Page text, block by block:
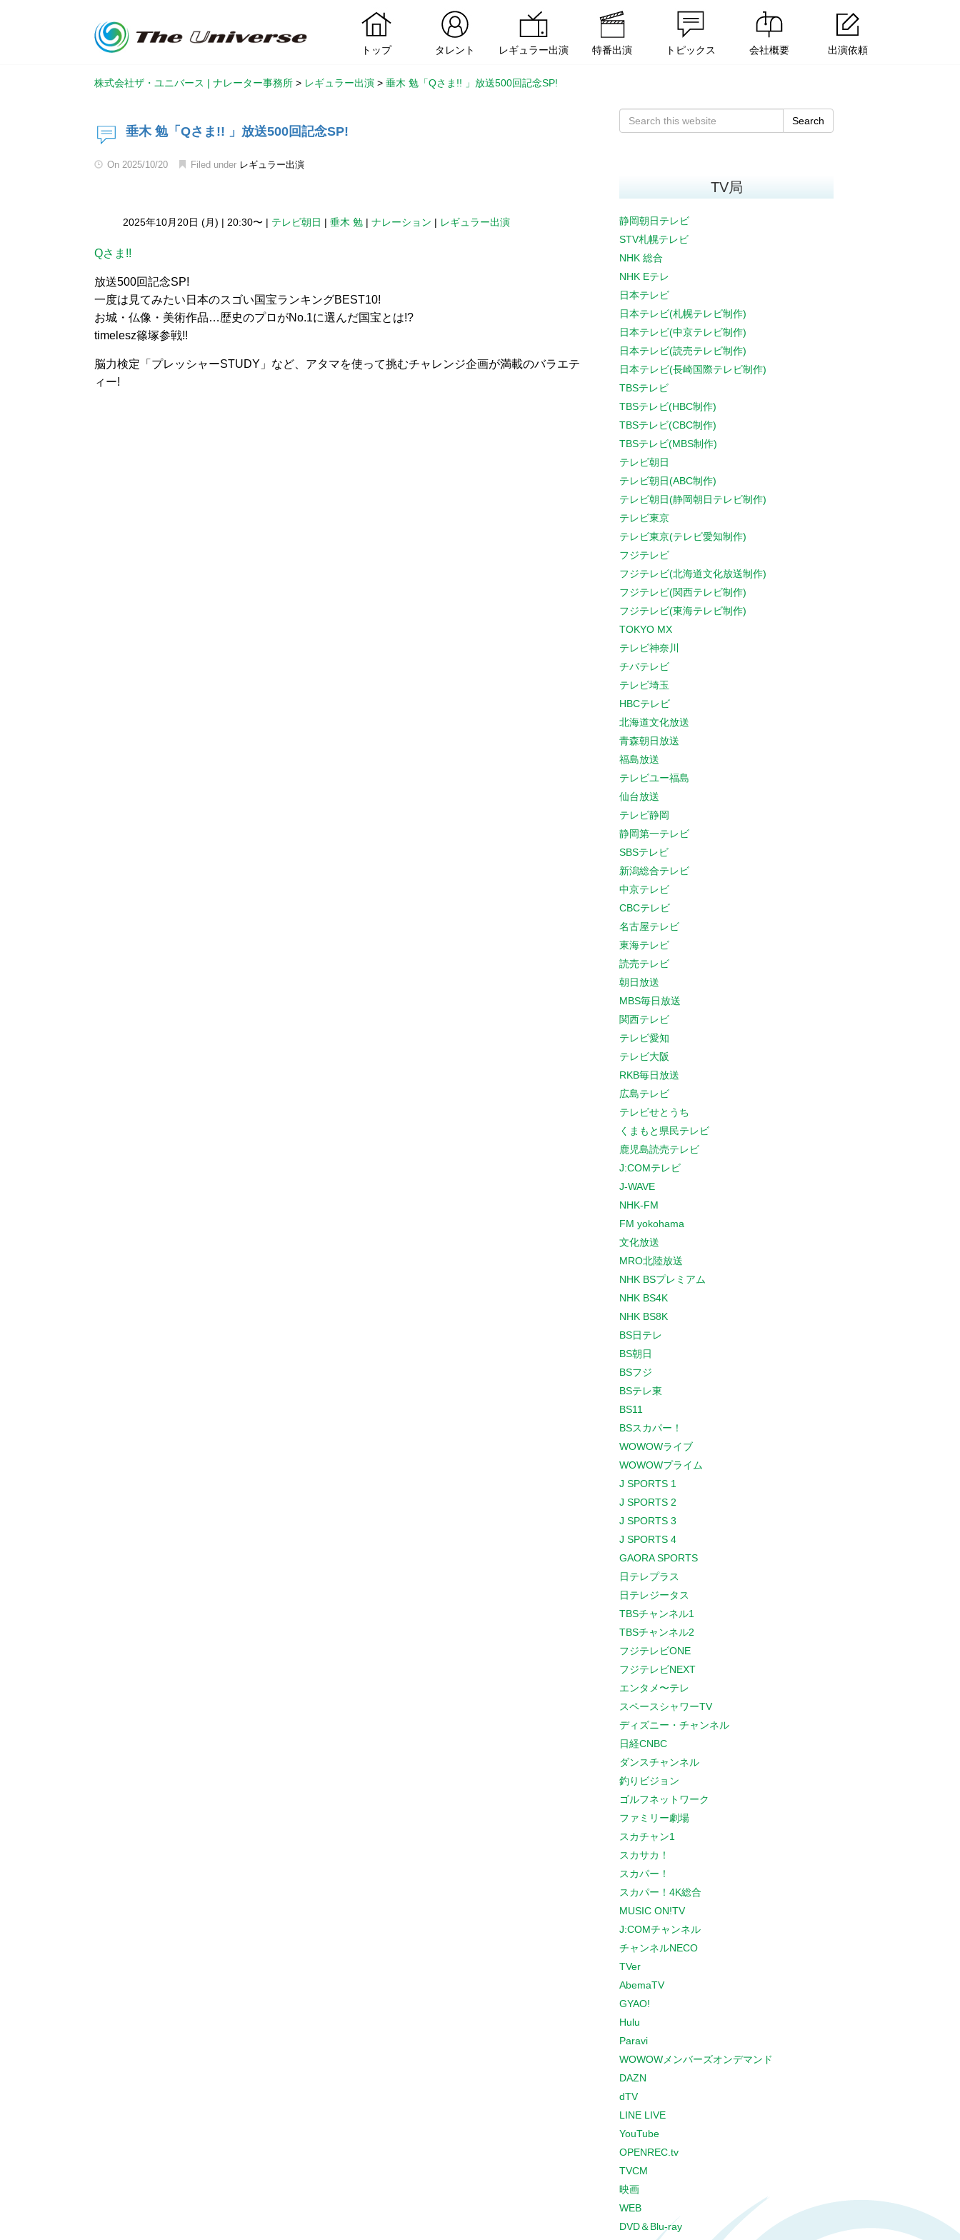
トップ タレント レギュラー出演 特番出演 トピックス 会社概要 出演依頼
株式会社ザ・ユニバース | ナレーター事務所 > レギュラー出演 > 垂木 勉「Qさま!! 」放送500回記念SP!
垂木 勉「Qさま!! 」放送500回記念SP!
On 2025/10/20 Filed under レギュラー出演
2025年10月20日 (月) | 20:30〜 | テレビ朝日 | 垂木 勉 | ナレーション | レギュラー出演
Qさま!!
放送500回記念SP!
一度は見てみたい日本のスゴい国宝ランキングBEST10!
お城・仏像・美術作品…歴史のプロがNo.1に選んだ国宝とは!?
timelesz篠塚参戦!!
脳力検定「プレッシャーSTUDY」など、アタマを使って挑むチャレンジ企画が満載のバラエテ
ィー!
Search
TV局
静岡朝日テレビ
STV札幌テレビ
NHK 総合
NHK Eテレ
日本テレビ
日本テレビ(札幌テレビ制作)
日本テレビ(中京テレビ制作)
日本テレビ(読売テレビ制作)
日本テレビ(長崎国際テレビ制作)
TBSテレビ
TBSテレビ(HBC制作)
TBSテレビ(CBC制作)
TBSテレビ(MBS制作)
テレビ朝日
テレビ朝日(ABC制作)
テレビ朝日(静岡朝日テレビ制作)
テレビ東京
テレビ東京(テレビ愛知制作)
フジテレビ
フジテレビ(北海道文化放送制作)
フジテレビ(関西テレビ制作)
フジテレビ(東海テレビ制作)
TOKYO MX
テレビ神奈川
チバテレビ
テレビ埼玉
HBCテレビ
北海道文化放送
青森朝日放送
福島放送
テレビユー福島
仙台放送
テレビ静岡
静岡第一テレビ
SBSテレビ
新潟総合テレビ
中京テレビ
CBCテレビ
名古屋テレビ
東海テレビ
読売テレビ
朝日放送
MBS毎日放送
関西テレビ
テレビ愛知
テレビ大阪
RKB毎日放送
広島テレビ
テレビせとうち
くまもと県民テレビ
鹿児島読売テレビ
J:COMテレビ
J-WAVE
NHK-FM
FM yokohama
文化放送
MRO北陸放送
NHK BSプレミアム
NHK BS4K
NHK BS8K
BS日テレ
BS朝日
BSフジ
BSテレ東
BS11
BSスカパー！
WOWOWライブ
WOWOWプライム
J SPORTS 1
J SPORTS 2
J SPORTS 3
J SPORTS 4
GAORA SPORTS
日テレプラス
日テレジータス
TBSチャンネル1
TBSチャンネル2
フジテレビONE
フジテレビNEXT
エンタメ〜テレ
スペースシャワーTV
ディズニー・チャンネル
日経CNBC
ダンスチャンネル
釣りビジョン
ゴルフネットワーク
ファミリー劇場
スカチャン1
スカサカ！
スカパー！
スカパー！4K総合
MUSIC ON!TV
J:COMチャンネル
チャンネルNECO
TVer
AbemaTV
GYAO!
Hulu
Paravi
WOWOWメンバーズオンデマンド
DAZN
dTV
LINE LIVE
YouTube
OPENREC.tv
TVCM
映画
WEB
DVD＆Blu-ray